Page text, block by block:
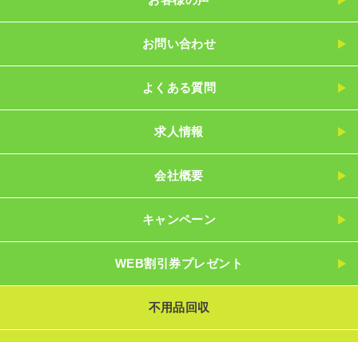
お問い合わせ
よくある質問
求人情報
会社概要
キャンペーン
WEB割引券プレゼント
不用品回収